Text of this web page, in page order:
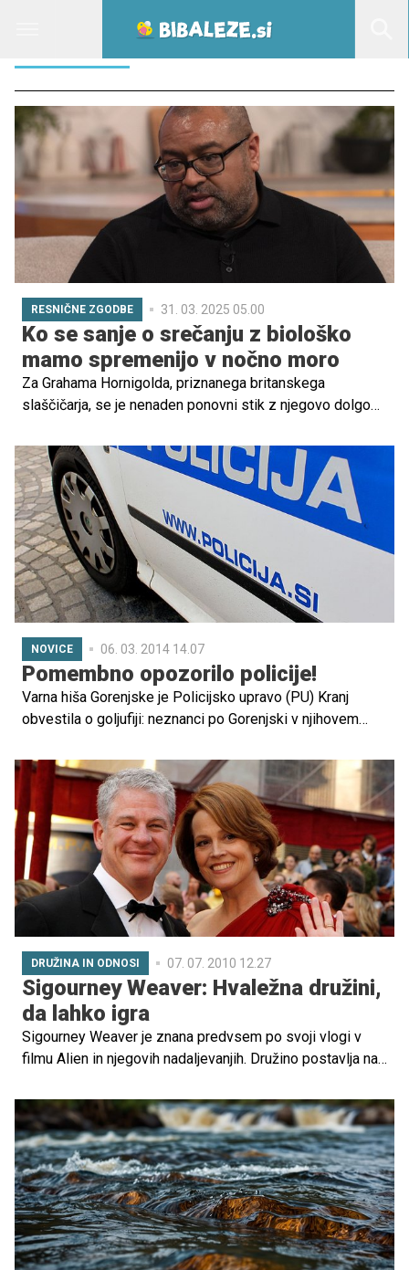
RESNIČNE ZGODBE 31. 03. 2025 05.00
Ko se sanje o srečanju z biološko
mamo spremenijo v nočno moro
Za Grahama Hornigolda, priznanega britanskega
slaščičarja, se je nenaden ponovni stik z njegovo dolgo
sanj, a kmalu se je začela nočna mora.
NOVICE 06. 03. 2014 14.07
Pomembno opozorilo policije!
Varna hiša Gorenjske je Policijsko upravo (PU) Kranj
obvestila o goljufiji: neznanci po Gorenjski v njihovem
poudarjajo, da zbiranje prostovoljnih prispevkov za varno
hišo nikoli ne poteka od vrat do vrat. "Pobiralci donacij"
so po podatkih policije to nazadnje počeli v Kranju in
Škofji Loki.
DRUŽINA IN ODNOSI 07. 07. 2010 12.27
Sigourney Weaver: Hvaležna družini,
da lahko igra
Sigourney Weaver je znana predvsem po svoji vlogi v
filmu Alien in njegovih nadaljevanjih. Družino postavlja na